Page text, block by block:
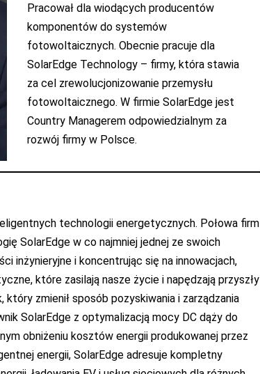
Pracował dla wiodących producentów
komponentów do systemów
fotowoltaicznych. Obecnie pracuje dla
SolarEdge Technology – firmy, która stawia
za cel zrewolucjonizowanie przemysłu
fotowoltaicznego. W firmie SolarEdge jest
Country Managerem odpowiedzialnym za
rozwój firmy w Polsce.
technologii energetycznych. Połowa firm
SolarEdge w co najmniej jednej ze swoich
inżynieryjne i koncentrując się na innowacjach,
które zasilają nasze życie i napędzają przyszły
zmienił sposób pozyskiwania i zarządzania
SolarEdge z optymalizacją mocy DC dąży do
obniżeniu kosztów energii produkowanej przez
energii, SolarEdge adresuje kompletny